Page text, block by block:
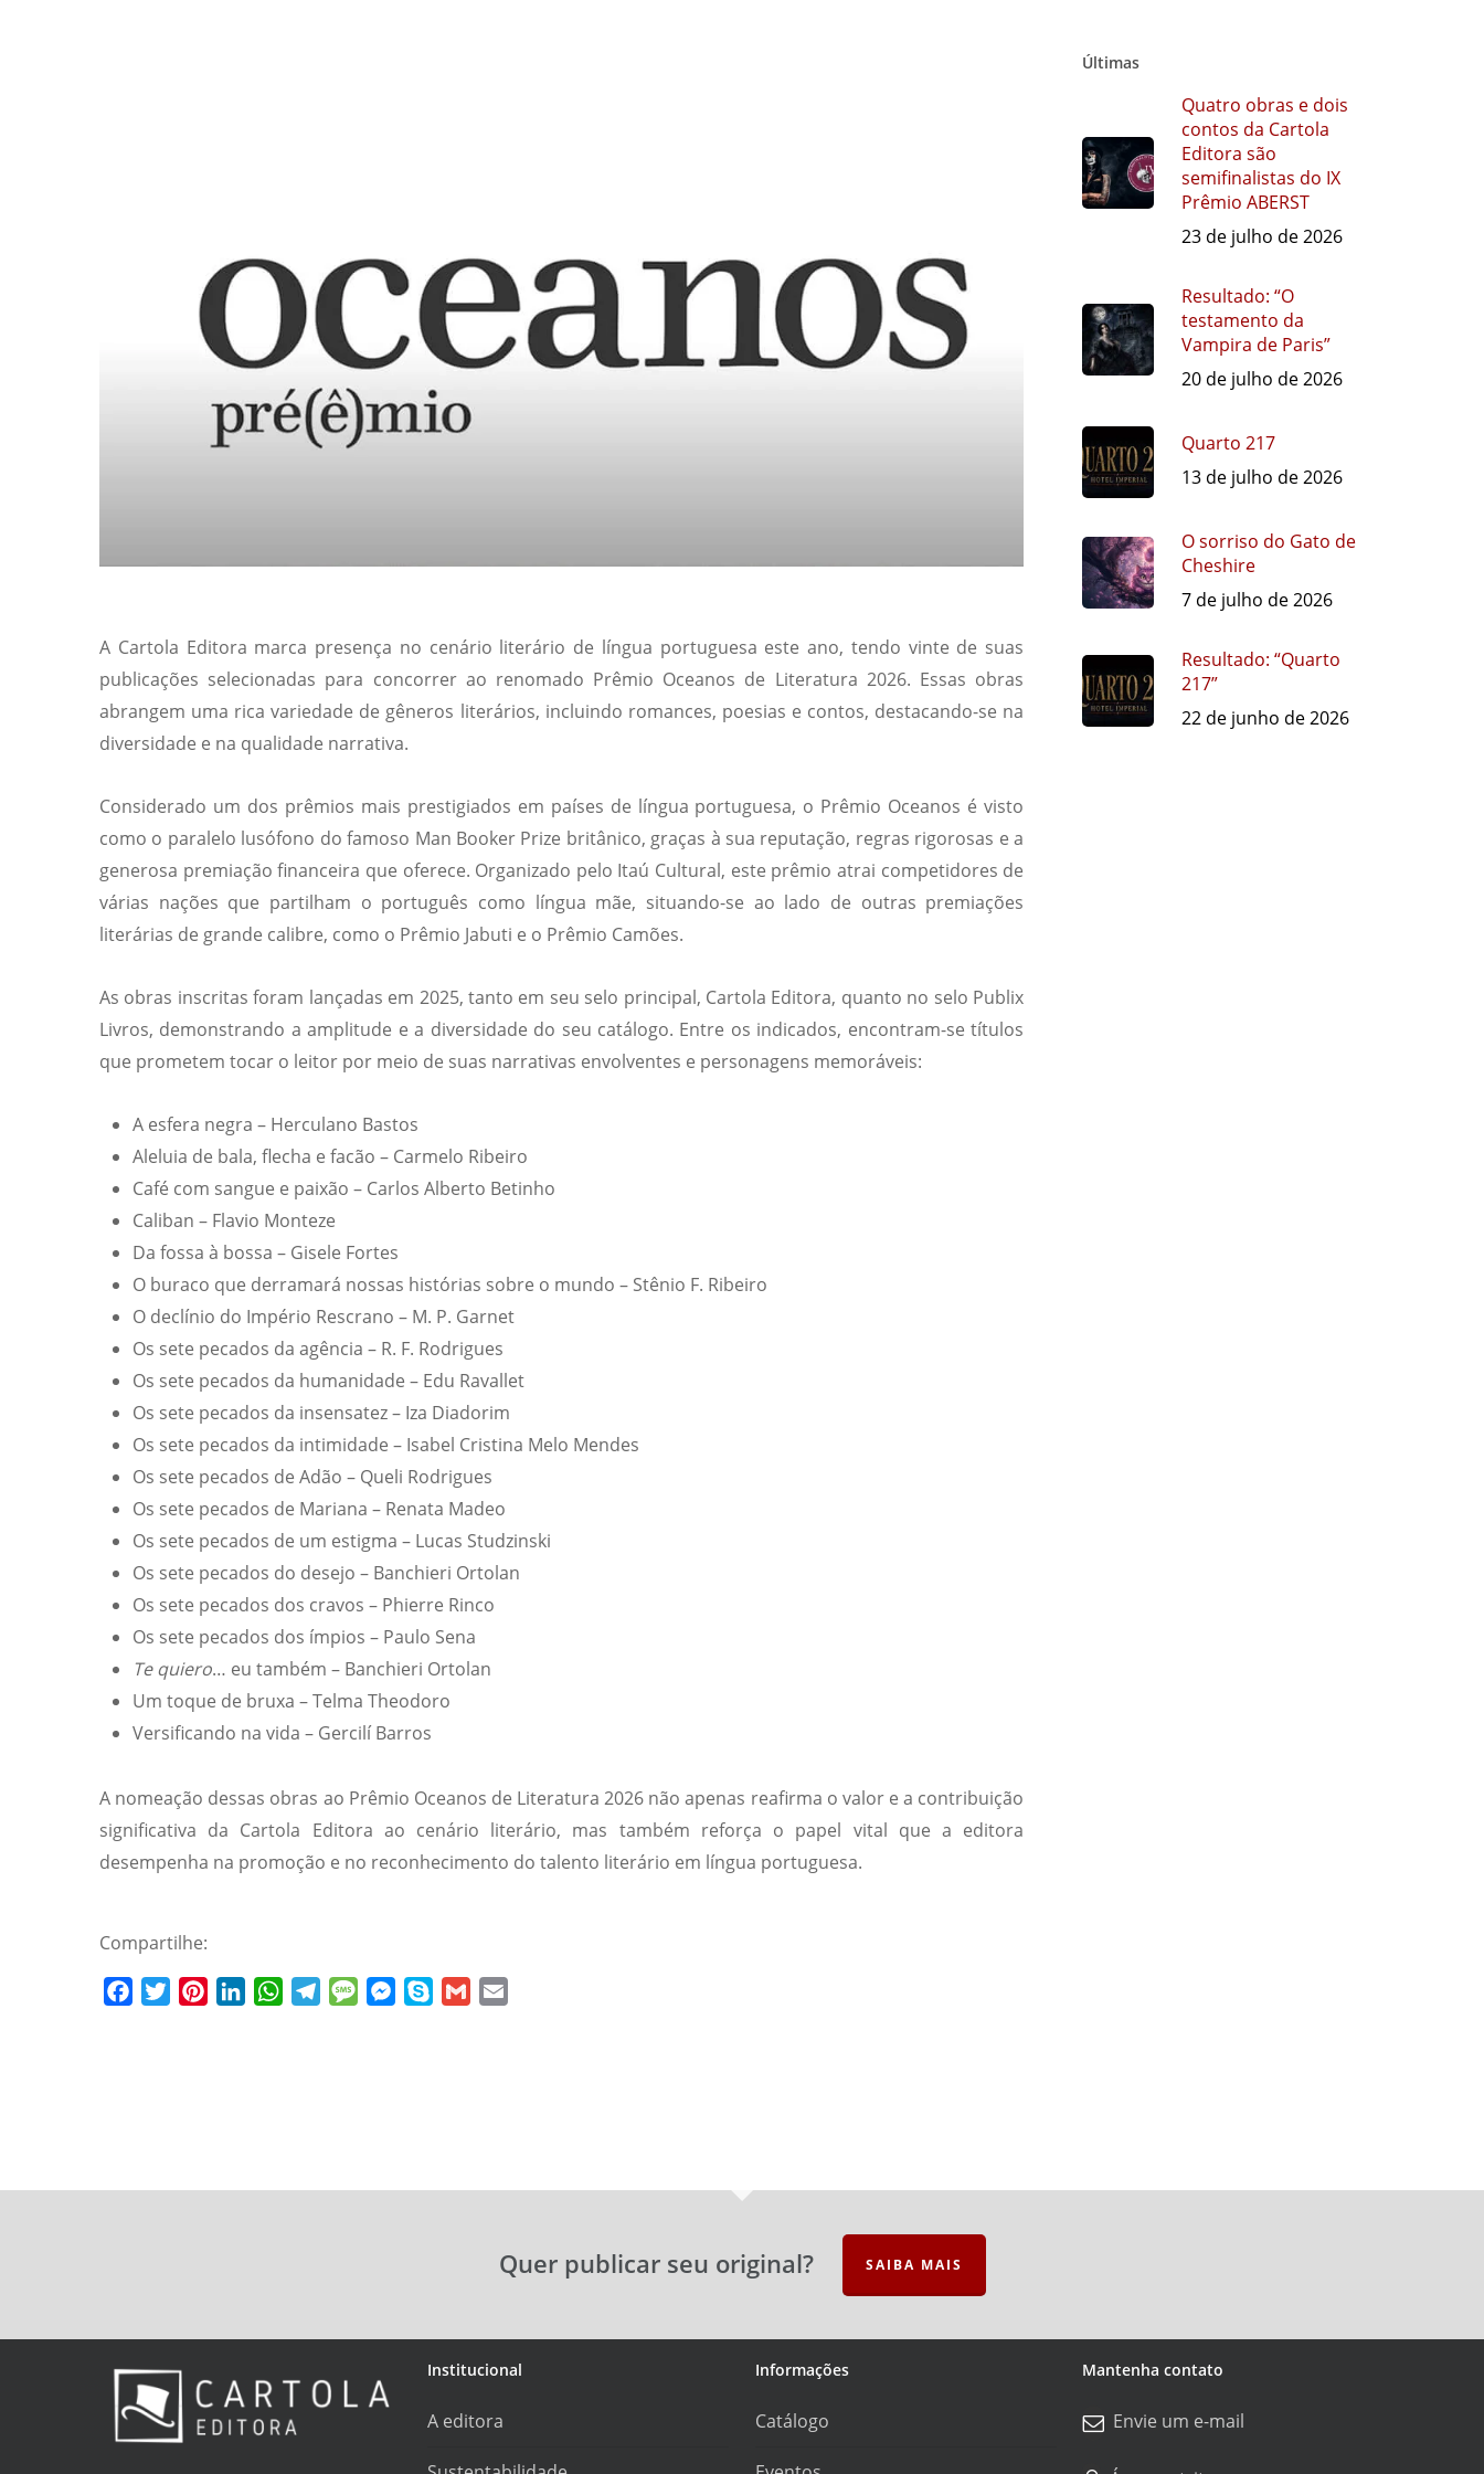
A Cartola Editora marca presença no cenário literário de língua portuguesa este ano, tendo vinte de suas
publicações selecionadas para concorrer ao renomado Prêmio Oceanos de Literatura 2026. Essas obras
abrangem uma rica variedade de gêneros literários, incluindo romances, poesias e contos, destacando-se na
diversidade e na qualidade narrativa.
Considerado um dos prêmios mais prestigiados em países de língua portuguesa, o Prêmio Oceanos é visto
como o paralelo lusófono do famoso Man Booker Prize britânico, graças à sua reputação, regras rigorosas e a
generosa premiação financeira que oferece. Organizado pelo Itaú Cultural, este prêmio atrai competidores de
várias nações que partilham o português como língua mãe, situando-se ao lado de outras premiações
literárias de grande calibre, como o Prêmio Jabuti e o Prêmio Camões.
As obras inscritas foram lançadas em 2025, tanto em seu selo principal, Cartola Editora, quanto no selo Publix
Livros, demonstrando a amplitude e a diversidade do seu catálogo. Entre os indicados, encontram-se títulos
que prometem tocar o leitor por meio de suas narrativas envolventes e personagens memoráveis:
A esfera negra – Herculano Bastos
Aleluia de bala, flecha e facão – Carmelo Ribeiro
Café com sangue e paixão – Carlos Alberto Betinho
Caliban – Flavio Monteze
Da fossa à bossa – Gisele Fortes
O buraco que derramará nossas histórias sobre o mundo – Stênio F. Ribeiro
O declínio do Império Rescrano – M. P. Garnet
Os sete pecados da agência – R. F. Rodrigues
Os sete pecados da humanidade – Edu Ravallet
Os sete pecados da insensatez – Iza Diadorim
Os sete pecados da intimidade – Isabel Cristina Melo Mendes
Os sete pecados de Adão – Queli Rodrigues
Os sete pecados de Mariana – Renata Madeo
Os sete pecados de um estigma – Lucas Studzinski
Os sete pecados do desejo – Banchieri Ortolan
Os sete pecados dos cravos – Phierre Rinco
Os sete pecados dos ímpios – Paulo Sena
Te quiero… eu também – Banchieri Ortolan
Um toque de bruxa – Telma Theodoro
Versificando na vida – Gercilí Barros
A nomeação dessas obras ao Prêmio Oceanos de Literatura 2026 não apenas reafirma o valor e a contribuição
significativa da Cartola Editora ao cenário literário, mas também reforça o papel vital que a editora
desempenha na promoção e no reconhecimento do talento literário em língua portuguesa.
Compartilhe:
FacebookTwitterPinterestLinkedInWhatsAppTelegramMessageMessenger
Skype Gmail
Últimas
Quatro obras e dois
contos da Cartola
Editora são
semifinalistas do IX
Prêmio ABERST
23 de julho de 2026
Resultado: “O
testamento da
Vampira de Paris”
20 de julho de 2026
Quarto 217
13 de julho de 2026
O sorriso do Gato de
Cheshire
7 de julho de 2026
Resultado: “Quarto
217”
22 de junho de 2026
Quer publicar seu original? SAIBA MAIS
Institucional
A editora
Informações
Catálogo
Mantenha contato
Envie um e-mail